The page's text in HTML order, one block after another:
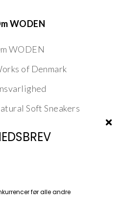
WODEN
WODEN
of Denmark
Soft Sneakers
før alle andre